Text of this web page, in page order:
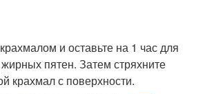
и оставьте на 1 час для
пятен. Затем стряхните
крахмал с поверхности.